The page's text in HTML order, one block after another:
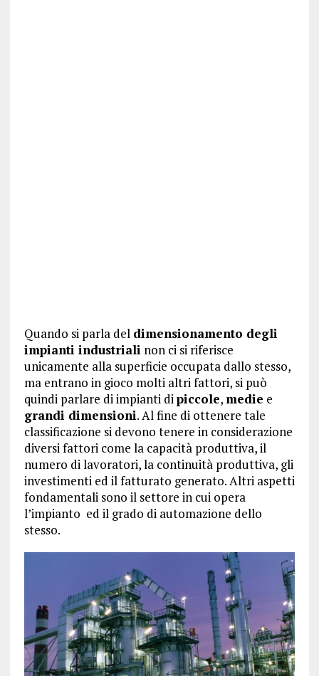
Quando si parla del dimensionamento degli
impianti industriali non ci si riferisce
unicamente alla superficie occupata dallo stesso,
ma entrano in gioco molti altri fattori, si può
quindi parlare di impianti dipiccole, medie e
grandi dimensioni. Al fine di ottenere tale
classificazione si devono tenere in considerazione
diversi fattori come la capacità produttiva, il
numero di lavoratori, la continuità produttiva, gli
investimenti ed il fatturato generato. Altri aspetti
fondamentali sono il settore in cui opera
l’impianto ed il grado di automazione dello
stesso.